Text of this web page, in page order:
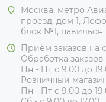
Москва, метро
проезд, дом 1,
блок №1,
Приём заказов на
Обработка заказов
Пн - Пт с 9.00 до
Розничный
Пн - Пт с 9.00 до